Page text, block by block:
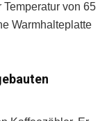
Temperatur von 65
Warmhalteplatte